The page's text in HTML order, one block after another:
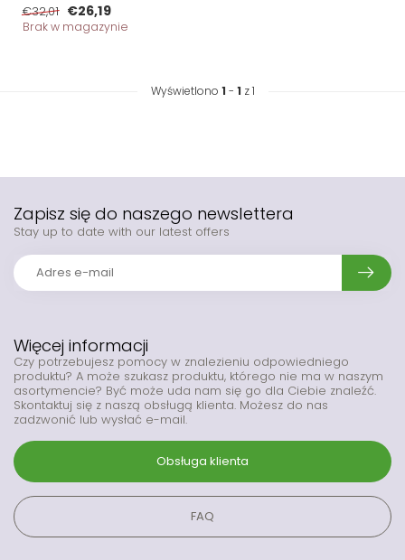
€32,01 €26,19
Brak w magazynie
Wyświetlono 1 - 1 z 1
Więcej informacji
Czy potrzebujesz pomocy w znalezieniu odpowiedniego
produktu? A może szukasz produktu, którego nie ma w naszym
asortymencie? Być może uda nam się go dla Ciebie znaleźć.
Skontaktuj się z naszą obsługą klienta. Możesz do nas
zadzwonić lub wysłać e-mail.
Obsługa klienta
FAQ
Zapisz się do naszego newslettera
Stay up to date with our latest offers